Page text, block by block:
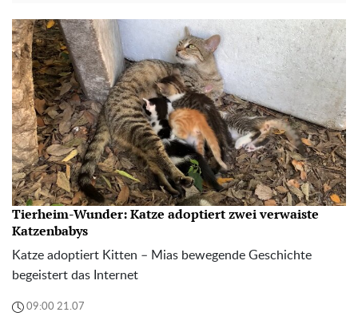
Tierheim-Wunder: Katze adoptiert zwei verwaiste
Katzenbabys
Katze adoptiert Kitten – Mias bewegende Geschichte
begeistert das Internet
09:00 21.07